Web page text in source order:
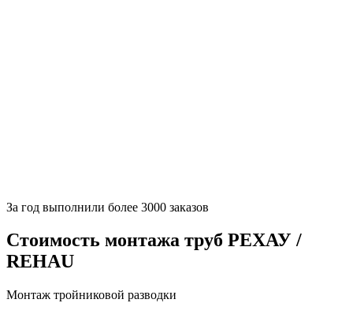
За год выполнили более 3000 заказов
Стоимость монтажа труб РЕХАУ /
REHAU
Монтаж тройниковой разводки